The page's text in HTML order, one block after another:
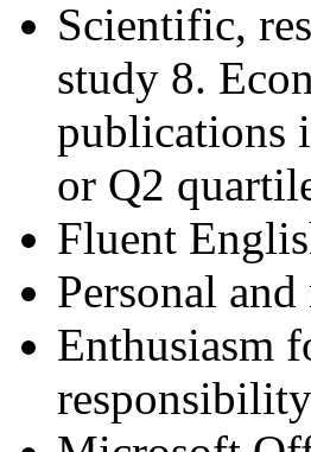
Scientific,
study 8.
publications
or Q2
Fluent
Personal
Enthusiasm